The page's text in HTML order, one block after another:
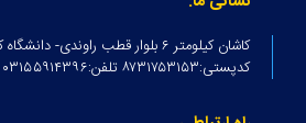
کاشان کیلومتر ۶ بلوار قطب راوندی-
کدپستی:۸۷۳۱۷۵۳۱۵۳ تلفن:۰۳۱۵۵۹۱۴۳۹۶